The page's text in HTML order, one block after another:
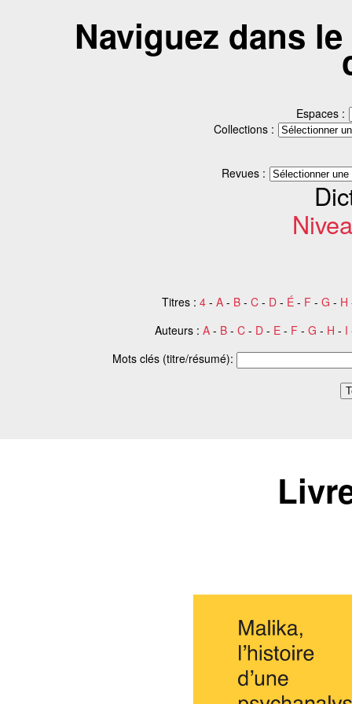
Naviguez dans
Espaces :
Collections :
Revues :
Titres : 4 - A - B - C - D - É - F - G - H
Auteurs : A - B - C - D - E - F - G - H - I
Mots clés (titre/résumé):